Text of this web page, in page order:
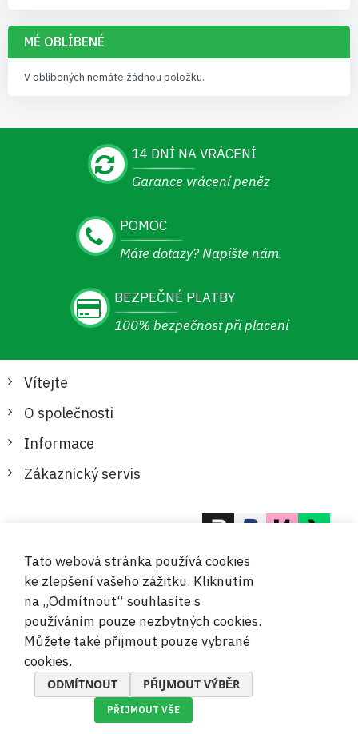
MÉ OBLÍBENÉ
V oblíbených nemáte žádnou položku.
14 DNÍ NA VRÁCENÍ
Garance vrácení peněz
POMOC
Máte dotazy? Napište nám.
BEZPEČNÉ PLATBY
100% bezpečnost při placení
Vítejte
O společnosti
Informace
Zákaznický servis
© 2019-2026 Megamix s.r.o.
Tato webová stránka používá cookies
ke zlepšení vašeho zážitku. Kliknutím
na „Odmítnout“ souhlasíte s
používáním pouze nezbytných cookies.
Můžete také přijmout pouze vybrané
cookies.
ODMÍTNOUT PŘIJMOUT VÝBĚR
PŘIJMOUT VŠE